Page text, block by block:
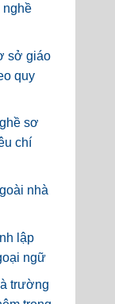
nghề
sở giáo
quy
sơ
chí
nhà
lập
ngữ
trường